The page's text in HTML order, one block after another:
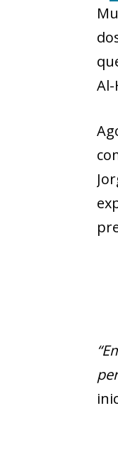
Al-